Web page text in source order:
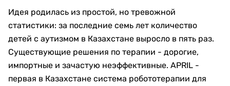
Идея родилась из простой, но тревожной
статистики: за последние семь лет количество
детей с аутизмом в Казахстане выросло в пять раз.
Существующие решения по терапии - дорогие,
импортные и зачастую неэффективные. APRIL -
первая в Казахстане система робототерапии для